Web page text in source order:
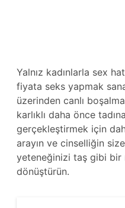
Yalnız kadınlarla sex
fiyata seks yapmak
üzerinden canlı
karlıklı daha önce
gerçekleştirmek için
arayın ve cinselliğin
yeteneğinizi taş gibi bir
dönüştürün.